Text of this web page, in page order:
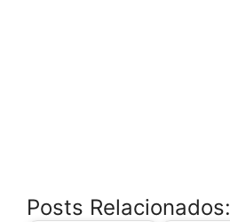
Posts Relacionados: